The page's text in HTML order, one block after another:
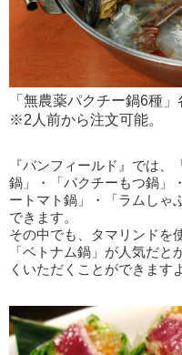
「無農薬パクチー鍋6種
※2人前から注文可能。
『バンフィールド』では
鍋」・「パクチーもつ鍋」
ートマト鍋」・「ラムしゃ
できます。
その中でも、タマリンドを
「ベトナム鍋」が人気だ
くいただくことができます